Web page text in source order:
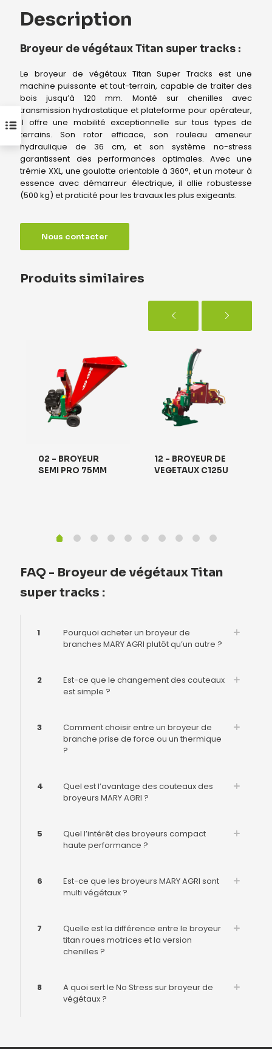
Description
Broyeur de végétaux Titan super tracks :
Le broyeur de végétaux Titan Super Tracks est une
machine puissante et tout-terrain, capable de traiter des
bois jusqu’à 120 mm. Monté sur chenilles avec
transmission hydrostatique et plateforme pour opérateur,
il offre une mobilité exceptionnelle sur tous types de
terrains. Son rotor efficace, son rouleau ameneur
hydraulique de 36 cm, et son système no-stress
garantissent des performances optimales. Avec une
trémie XXL, une goulotte orientable à 360°, et un moteur à
essence avec démarreur électrique, il allie robustesse
(500 kg) et praticité pour les travaux les plus exigeants.
Nous contacter
Produits similaires
02 – BROYEUR
SEMI PRO 75MM
12 – BROYEUR DE
VEGETAUX C125U
FAQ - Broyeur de végétaux Titan
super tracks :
1
Pourquoi acheter un broyeur de
branches MARY AGRI plutôt qu’un autre ?
2
Est-ce que le changement des couteaux
est simple ?
3
Comment choisir entre un broyeur de
branche prise de force ou un thermique
?
4
Quel est l’avantage des couteaux des
broyeurs MARY AGRI ?
5
Quel l’intérêt des broyeurs compact
haute performance ?
6
Est-ce que les broyeurs MARY AGRI sont
multi végétaux ?
7
Quelle est la différence entre le broyeur
titan roues motrices et la version
chenilles ?
8
A quoi sert le No Stress sur broyeur de
végétaux ?